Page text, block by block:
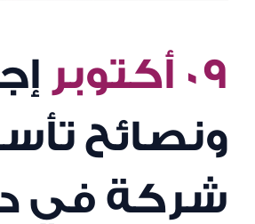
٠٩ أكتوبر
ونصائح
شركة في